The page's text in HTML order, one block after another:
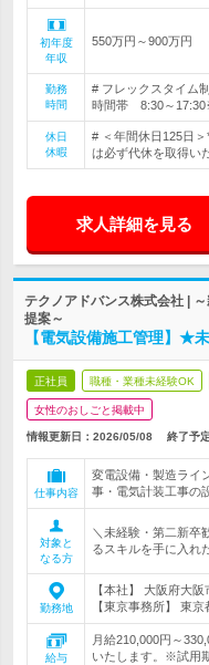
初年度
年収
550万円～900万円
勤務
時間
# フレックスタイム
時間帯 8:30～
休日
休暇
# ＜年間休日125日
は必ず代休を取得い
求人詳細を見る
テクノアドバンス株式会社 |
提案～
【電気設備施工管理】★
正社員 職種・業種未経験OK
女性のおしごと掲載中
情報更新日：2026/05/08 終了予
仕事内容
変電設備・製造ライ
事・電気計装工事の
対象と
なる方
＼未経験・第二新卒
るスキルを手に入れ
勤務地
【本社】 大阪府大
【東京事務所】 東
給与
月給210,000円～
いたします。※試用